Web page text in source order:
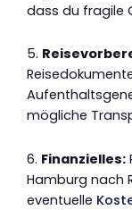
dass du fragile
5.
mögliche
6. Finanzielles:
Hamburg nach
eventuelle